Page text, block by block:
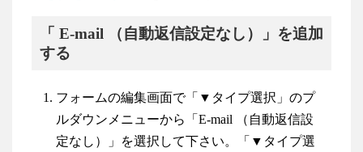
「 E-mail （自動返信設定なし）」を追加
する
フォームの編集画面で「▼タイプ選択」のプ
ルダウンメニューから「 E-mail （自動返信設
定なし）
」を選択して下さい。「▼タイプ選